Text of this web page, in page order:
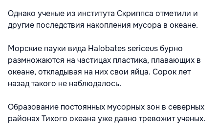
Однако ученые из института Скриппса отметили и
другие последствия накопления мусора в океане.
Морские пауки вида Halobates sericeus бурно
размножаются на частицах пластика, плавающих в
океане, откладывая на них свои яйца. Сорок лет
назад такого не наблюдалось.
Образование постоянных мусорных зон в северных
районах Тихого океана уже давно тревожит ученых.